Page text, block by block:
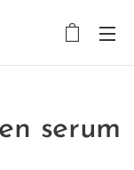
serum